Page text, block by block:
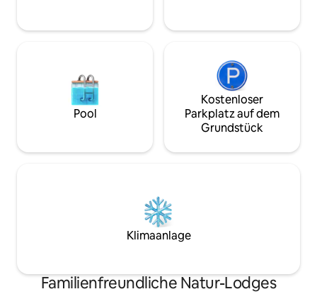
Pool
Kostenloser
Parkplatz auf dem
Grundstück
Klimaanlage
Familienfreundliche Natur-Lodges